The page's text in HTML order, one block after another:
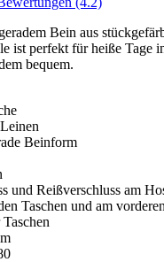
Bein aus
ist perfekt für heiße Tage
bequem.
Beinform
und Reißverschluss am
Taschen und am